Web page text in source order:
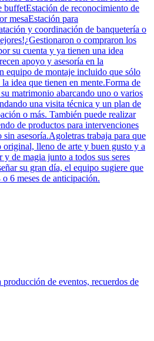
de reconocimiento de
mesaEstación para
y coordinación de banquetería o
o compraron los
su cuenta y ya tienen una idea
apoyo y asesoría en la
equipo de montaje incluido que sólo
idea que tienen en mente.Forma de
su matrimonio abarcando uno o varios
una visita técnica y un plan de
o más. También puede realizar
de productos para intervenciones
asesoría.Agoletras trabaja para que
original, lleno de arte y buen gusto y a
de magia junto a todos sus seres
su gran día, el equipo sugiere que
6 meses de anticipación.
de eventos, recuerdos de